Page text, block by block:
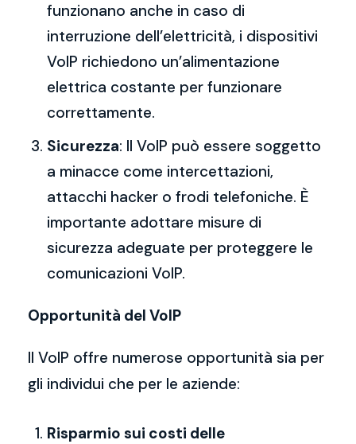
funzionano anche in caso di
interruzione dell’elettricità, i dispositivi
VoIP richiedono un’alimentazione
elettrica costante per funzionare
correttamente.
Sicurezza: Il VoIP può essere soggetto
a minacce come intercettazioni,
attacchi hacker o frodi telefoniche. È
importante adottare misure di
sicurezza adeguate per proteggere le
comunicazioni VoIP.
Opportunità del VoIP
Il VoIP offre numerose opportunità sia per
gli individui che per le aziende:
Risparmio sui costi delle